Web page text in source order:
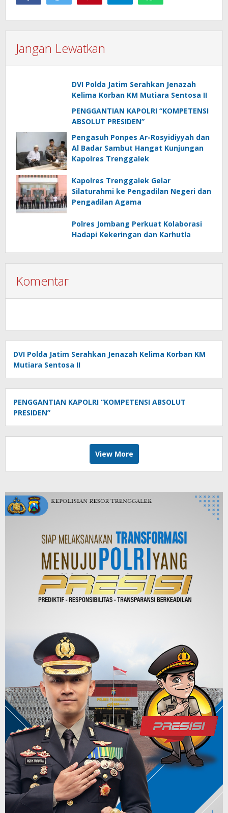
Jangan Lewatkan
DVI Polda Jatim Serahkan Jenazah
Kelima Korban KM Mutiara Sentosa II
PENGGANTIAN KAPOLRI “KOMPETENSI
ABSOLUT PRESIDEN”
Pengasuh Ponpes Ar-Rosyidiyyah dan
Al Badar Sambut Hangat Kunjungan
Kapolres Trenggalek
Kapolres Trenggalek Gelar
Silaturahmi ke Pengadilan Negeri dan
Pengadilan Agama
Polres Jombang Perkuat Kolaborasi
Hadapi Kekeringan dan Karhutla
Komentar
DVI Polda Jatim Serahkan Jenazah Kelima Korban KM
Mutiara Sentosa II
PENGGANTIAN KAPOLRI “KOMPETENSI ABSOLUT
PRESIDEN”
View More